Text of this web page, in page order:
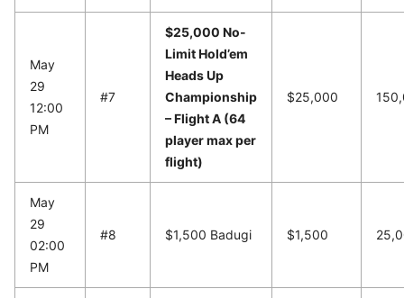
May
29
12:00
PM
#7
$25,000 No-
Limit Hold’em
Heads Up
Championship
– Flight A (64
player max per
flight)
$25,000
May
29
02:00
PM
#8 $1,500 Badugi $1,500